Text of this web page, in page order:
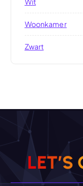
Woonkamer
Zwart
LET’S